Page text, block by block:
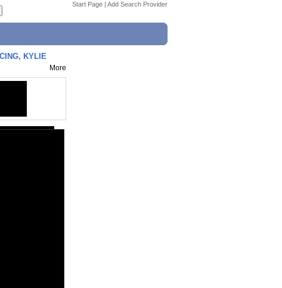
Start Page | Add Search Provider
KYLIE
More